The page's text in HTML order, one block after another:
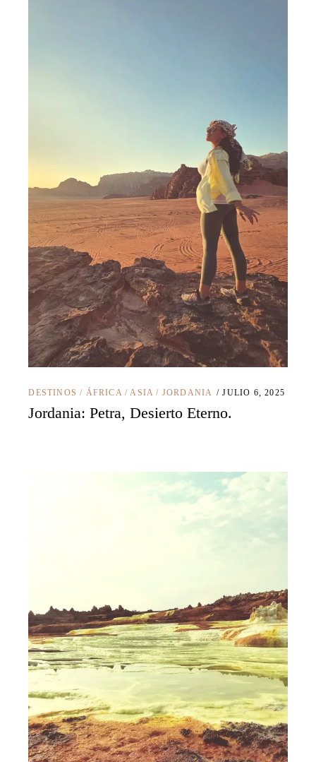
DESTINOS / ÁFRICA / ASIA / JORDANIA JULIO 6, 2025
Jordania: Petra, Desierto Eterno.